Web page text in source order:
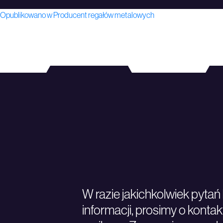
Nawigacja
Opublikowano wProducent regałów metalowych
W razie jakichkolwiek
informacji, prosimy o